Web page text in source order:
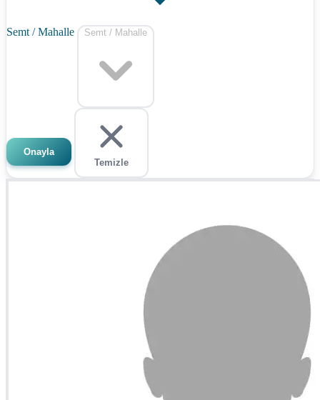
Semt / Mahalle Semt / Mahalle
Onayla
Temizle